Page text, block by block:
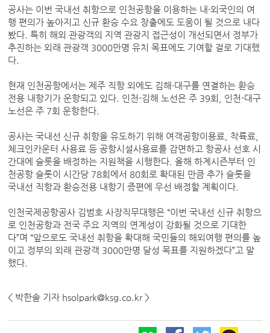
공사는 이번 국내선 취항으로 인천공항을 이용하는 내·외국인의 여
행 편의가 높아지고 신규 환승 수요 창출에도 도움이 될 것으로 내다
봤다. 특히 해외 관광객의 지역 관광지 접근성이 개선되면서 정부가
추진하는 외래 관광객 3000만명 유치 목표에도 기여할 걸로 기대했
다.
현재 인천공항에서는 제주 직항 외에도 김해·대구를 연결하는 환승
전용 내항기가 운항되고 있다. 인천-김해 노선은 주 39회, 인천-대구
노선은 주 7회 운항한다.
공사는 국내선 신규 취항을 유도하기 위해 여객공항이용료, 착륙료,
체크인카운터 사용료 등 공항시설사용료를 감면하고 항공사 선호 시
간대에 슬롯을 배정하는 지원책을 시행한다. 올해 하계시즌부터 인
천공항 슬롯이 시간당 78회에서 80회로 확대된 만큼 추가 슬롯을
국내선 직항과 환승전용 내항기 증편에 우선 배정할 계획이다.
인천국제공항공사 김범호 사장직무대행은 “이번 국내선 신규 취항으
로 인천공항과 전국 주요 지역의 연계성이 강화될 것으로 기대한
다”며 “앞으로도 국내선 취항을 확대해 국민들의 해외여행 편의를 높
이고 정부의 외래 관광객 3000만명 달성 목표를 지원하겠다”고 말
했다.
< 박한솔 기자 hsolpark@ksg.co.kr >